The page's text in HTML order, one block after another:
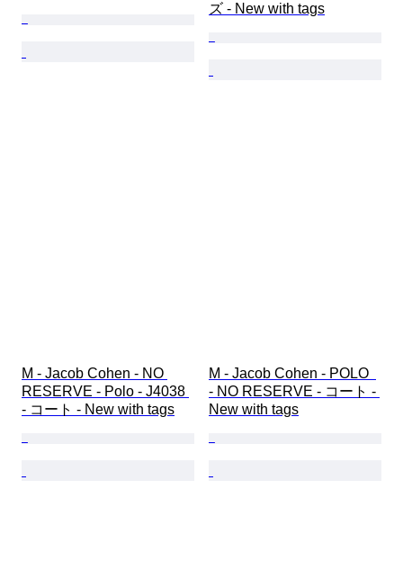
ズ - New with tags
M - Jacob Cohen - NO
RESERVE - Polo - J4038
- コート - New with tags
M - Jacob Cohen - POLO
- NO RESERVE - コート -
New with tags